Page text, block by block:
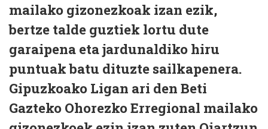
mailako gizonezkoak izan ezik,
bertze talde guztiek lortu dute
garaipena eta jardunaldiko hiru
puntuak batu dituzte sailkapenera.
Gipuzkoako Ligan ari den Beti
Gazteko Ohorezko Erregional mailako